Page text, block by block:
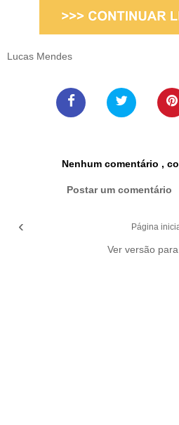
Lucas Mendes
Nenhum comentário ,
Postar um comentário
‹ Página
Ver versão